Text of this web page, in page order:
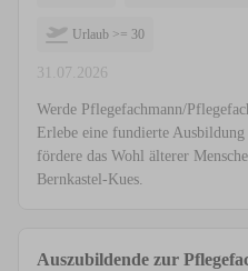
Urlaub >= 30
31.07.2026
Werde Pflegefachmann/
Erlebe eine fundierte
fördere das Wohl älterer
Bernkastel-Kues.
Auszubildende zur